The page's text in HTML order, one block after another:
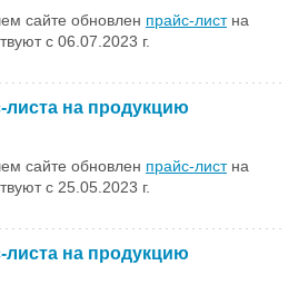
сайте обновлен прайс-листна
с 06.07.2023 г.
на продукцию
сайте обновлен прайс-листна
с 25.05.2023 г.
на продукцию